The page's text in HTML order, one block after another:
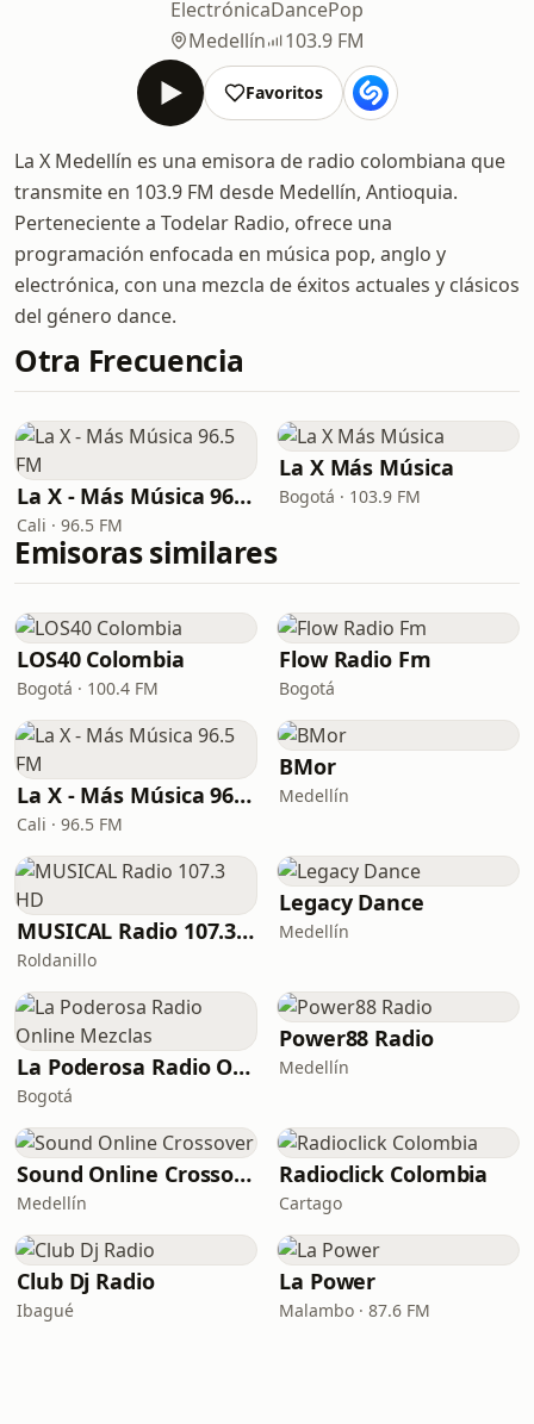
ElectrónicaDancePop
Medellín
103.9 FM
Favoritos
La X Medellín es una emisora de radio colombiana que
transmite en 103.9 FM desde Medellín, Antioquia.
Perteneciente a Todelar Radio, ofrece una
programación enfocada en música pop, anglo y
electrónica, con una mezcla de éxitos actuales y clásicos
del género dance.
Otra Frecuencia
La X - Más Música 96.5 FM
Cali · 96.5 FM
La X Más Música
Bogotá · 103.9 FM
Emisoras similares
LOS40 Colombia
Bogotá · 100.4 FM
Flow Radio Fm
Bogotá
La X - Más Música 96.5 FM
Cali · 96.5 FM
BMor
Medellín
MUSICAL Radio 107.3 HD
Roldanillo
Legacy Dance
Medellín
La Poderosa Radio Online Mezclas
Bogotá
Power88 Radio
Medellín
Sound Online Crossover
Medellín
Radioclick Colombia
Cartago
Club Dj Radio
Ibagué
La Power
Malambo · 87.6 FM